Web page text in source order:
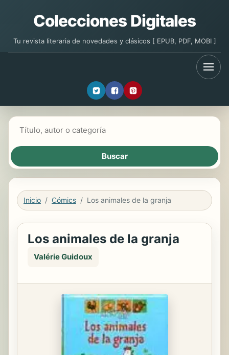
Colecciones Digitales
Tu revista literaria de novedades y clásicos [ EPUB, PDF, MOBI ]
Inicio Cómics Los animales de la granja
Los animales de la granja
Valérie Guidoux